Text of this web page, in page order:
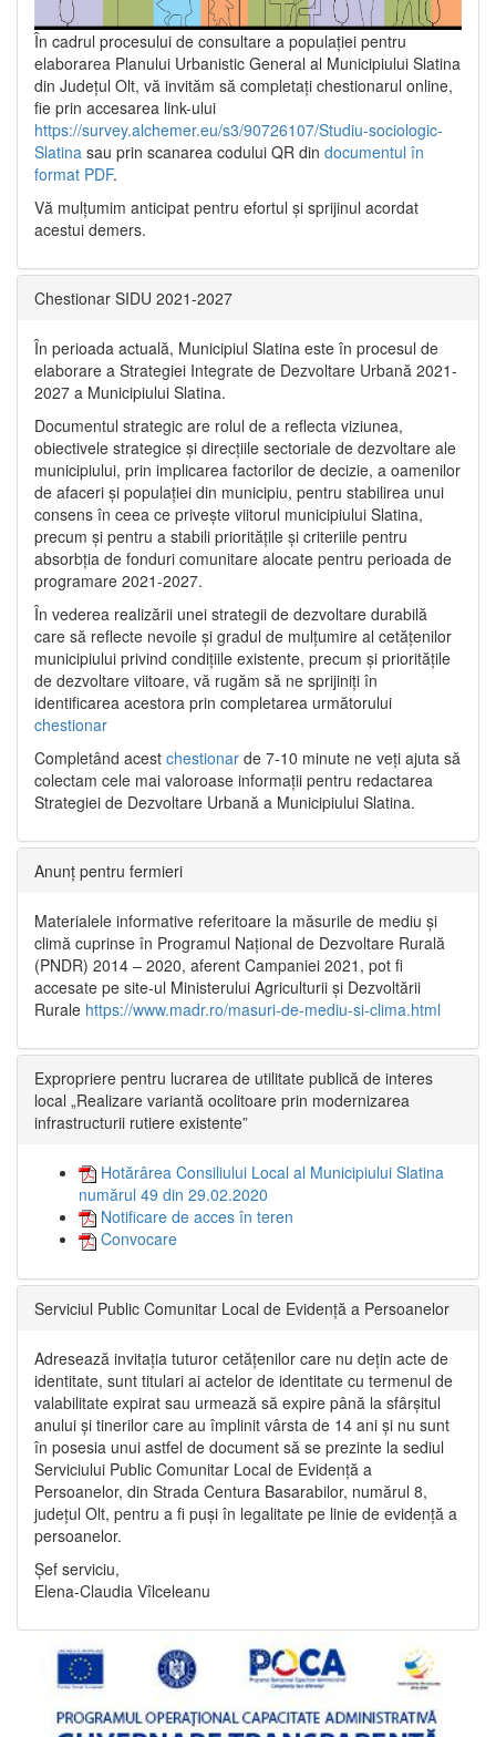
În cadrul procesului de consultare a populaţiei pentru
elaborarea Planului Urbanistic General al Municipiului Slatina
din Județul Olt, vă invităm să completați chestionarul online,
fie prin accesarea link-ului
https://survey.alchemer.eu/s3/90726107/Studiu-sociologic-
Slatina sau prin scanarea codului QR din documentul în
format PDF.
Vă mulţumim anticipat pentru efortul şi sprijinul acordat
acestui demers.
Chestionar SIDU 2021-2027
În perioada actuală, Municipiul Slatina este în procesul de
elaborare a Strategiei Integrate de Dezvoltare Urbană 2021‐
2027 a Municipiului Slatina.
Documentul strategic are rolul de a reflecta viziunea,
obiectivele strategice și direcțiile sectoriale de dezvoltare ale
municipiului, prin implicarea factorilor de decizie, a oamenilor
de afaceri și populației din municipiu, pentru stabilirea unui
consens în ceea ce privește viitorul municipiului Slatina,
precum și pentru a stabili prioritățile și criteriile pentru
absorbția de fonduri comunitare alocate pentru perioada de
programare 2021-2027.
În vederea realizării unei strategii de dezvoltare durabilă
care să reflecte nevoile și gradul de mulțumire al cetățenilor
municipiului privind condițiile existente, precum și prioritățile
de dezvoltare viitoare, vă rugăm să ne sprijiniți în
identificarea acestora prin completarea următorului
chestionar
Completând acest chestionar de 7-10 minute ne veți ajuta să
colectam cele mai valoroase informații pentru redactarea
Strategiei de Dezvoltare Urbană a Municipiului Slatina.
Anunț pentru fermieri
Materialele informative referitoare la măsurile de mediu și
climă cuprinse în Programul Național de Dezvoltare Rurală
(PNDR) 2014 – 2020, aferent Campaniei 2021, pot fi
accesate pe site-ul Ministerului Agriculturii și Dezvoltării
Rurale https://www.madr.ro/masuri-de-mediu-si-clima.html
Expropriere pentru lucrarea de utilitate publică de interes
local „Realizare variantă ocolitoare prin modernizarea
infrastructurii rutiere existente”
Hotărârea Consiliului Local al Municipiului Slatina
numărul 49 din 29.02.2020
Notificare de acces în teren
Convocare
Serviciul Public Comunitar Local de Evidență a Persoanelor
Adresează invitația tuturor cetățenilor care nu dețin acte de
identitate, sunt titulari ai actelor de identitate cu termenul de
valabilitate expirat sau urmează să expire până la sfârșitul
anului și tinerilor care au împlinit vârsta de 14 ani și nu sunt
în posesia unui astfel de document să se prezinte la sediul
Serviciului Public Comunitar Local de Evidență a
Persoanelor, din Strada Centura Basarabilor, numărul 8,
județul Olt, pentru a fi puși în legalitate pe linie de evidență a
persoanelor.
Șef serviciu,
Elena-Claudia Vîlceleanu